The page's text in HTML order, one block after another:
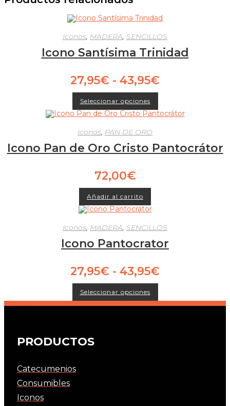
Iconos, MADERA, SENCILLOS
Icono Santísima Trinidad
27,95€ - 43,95€
desde
43,95€
Seleccionar opciones
Este
tiene
múltiples
se
pueden
Iconos, PAN DE ORO
Icono Pan de Oro Cristo Pantocrátor
72,00€
Añadir al carrito
Iconos, MADERA, SENCILLOS
Icono Pantocrator
27,95€ - 43,95€
desde
Seleccionar opciones
Este
tiene
múltiples
PRODUCTOS
Catecumenios
Consumibles
Iconos